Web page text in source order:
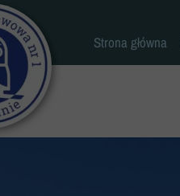
Strona główna